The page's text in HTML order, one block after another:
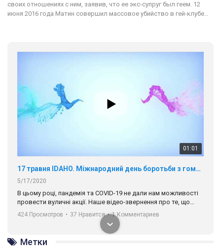
своих отношениях с ним, заявив, что ее экс-супруг был геем. 12
июня 2016 года Матин совершил массовое убийство в гей-клубе…
01:01
17 травня IDAHO. Міжнародний день боротьби з гомофобією трансфобією і біфобія.
5/17/2020
В цьому році, пандемія та COVІD-19 не дали нам можливості
провести вуличні акції. Наше відео-звернення про те, що
навіть коли ми у різних містах та не можемо зустрінеться, ми
разом. Ми закликаємо всіх хто поділяє цінності рівності та
солідарності, приєднатися до нас. Регіональні підрозділи
ГАУ є в 16 областях України.
Разом наш голос лунає гучніше!
424 Просмотров • 37 Нравится • 1 Комментариев
Метки